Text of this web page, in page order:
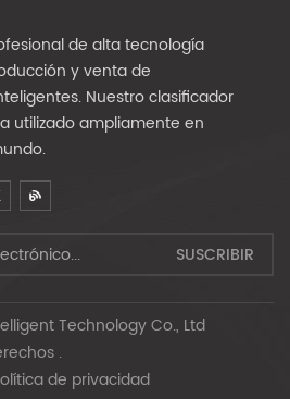
de alta tecnología
y venta de
Nuestro clasificador
utilizado ampliamente en
Technology Co., Ltd
.
de privacidad